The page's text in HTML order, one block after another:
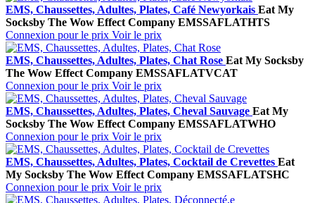
EMS, Chaussettes, Adultes, Plates, Café Newyorkais Eat My
Socksby The Wow Effect Company EMSSAFLATHTS
Connexion pour le prix Voir le prix
EMS, Chaussettes, Adultes, Plates, Chat Rose Eat My Socksby
The Wow Effect Company EMSSAFLATVCAT
Connexion pour le prix Voir le prix
EMS, Chaussettes, Adultes, Plates, Cheval Sauvage Eat My
Socksby The Wow Effect Company EMSSAFLATWHO
Connexion pour le prix Voir le prix
EMS, Chaussettes, Adultes, Plates, Cocktail de Crevettes Eat
My Socksby The Wow Effect Company EMSSAFLATSHC
Connexion pour le prix Voir le prix